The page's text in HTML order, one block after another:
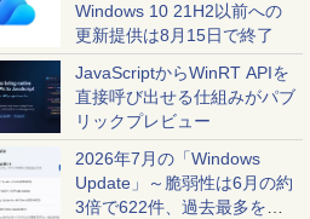
Windows 10 21H2以前への
更新提供は8月15日で終了
JavaScriptからWinRT APIを
直接呼び出せる仕組みがパブ
リックプレビュー
2026年7月の「Windows
Update」～脆弱性は6月の約
3倍で622件、過去最多を大